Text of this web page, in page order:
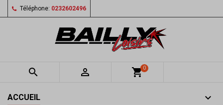
Téléphone: 0232602496
  shopping_cart0
ACCUEIL